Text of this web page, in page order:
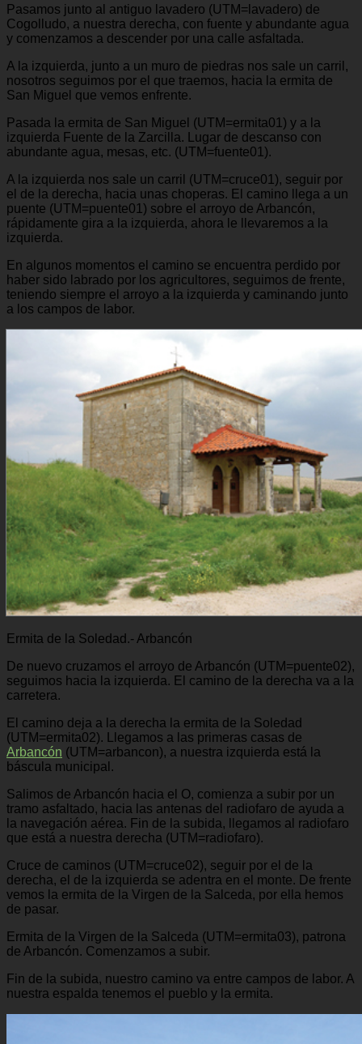
Pasamos junto al antiguo lavadero (UTM=lavadero) de
Cogolludo, a nuestra derecha, con fuente y abundante agua
y comenzamos a descender por una calle asfaltada.
A la izquierda, junto a un muro de piedras nos sale un carril,
nosotros seguimos por el que traemos, hacia la ermita de
San Miguel que vemos enfrente.
Pasada la ermita de San Miguel (UTM=ermita01) y a la
izquierda Fuente de la Zarcilla. Lugar de descanso con
abundante agua, mesas, etc. (UTM=fuente01).
A la izquierda nos sale un carril (UTM=cruce01), seguir por
el de la derecha, hacia unas choperas. El camino llega a un
puente (UTM=puente01) sobre el arroyo de Arbancón,
rápidamente gira a la izquierda, ahora le llevaremos a la
izquierda.
En algunos momentos el camino se encuentra perdido por
haber sido labrado por los agricultores, seguimos de frente,
teniendo siempre el arroyo a la izquierda y caminando junto
a los campos de labor.
Ermita de la Soledad.- Arbancón
De nuevo cruzamos el arroyo de Arbancón (UTM=puente02),
seguimos hacia la izquierda. El camino de la derecha va a la
carretera.
El camino deja a la derecha la ermita de la Soledad
(UTM=ermita02). Llegamos a las primeras casas de
Arbancón (UTM=arbancon), a nuestra izquierda está la
báscula municipal.
Salimos de Arbancón hacia el O, comienza a subir por un
tramo asfaltado, hacia las antenas del radiofaro de ayuda a
la navegación aérea. Fin de la subida, llegamos al radiofaro
que está a nuestra derecha (UTM=radiofaro).
Cruce de caminos (UTM=cruce02), seguir por el de la
derecha, el de la izquierda se adentra en el monte. De frente
vemos la ermita de la Virgen de la Salceda, por ella hemos
de pasar.
Ermita de la Virgen de la Salceda (UTM=ermita03), patrona
de Arbancón. Comenzamos a subir.
Fin de la subida, nuestro camino va entre campos de labor. A
nuestra espalda tenemos el pueblo y la ermita.